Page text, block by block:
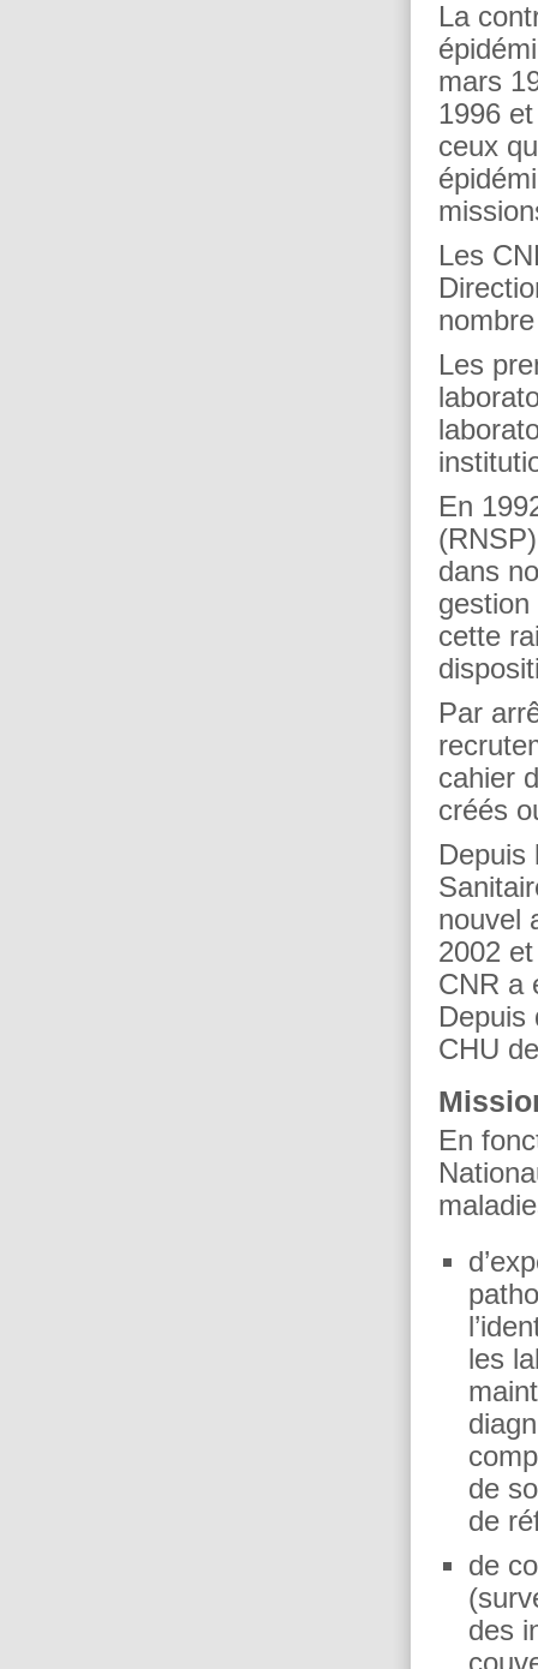
La
mars
1996
ceux
Les
Les
En
dans
gestion
cette
Par
cahier
créés
Depuis
nouvel
2002
CNR a
Depuis
CHU
En
les
de
de
de
des